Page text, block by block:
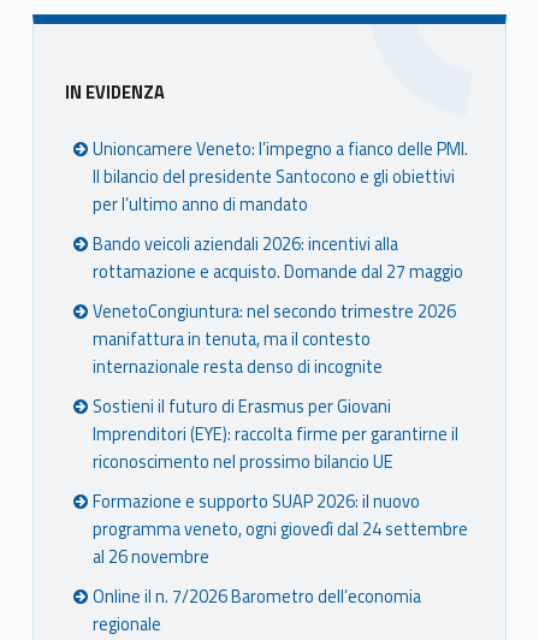
book
mer
Ven
eto
ter
Ven
eto
ube
Ven
eto
edin
Ven
eto
Sidebar
IN EVIDENZA
Unioncamere Veneto: l’impegno a fianco delle PMI.
Il bilancio del presidente Santocono e gli obiettivi
per l’ultimo anno di mandato
Bando veicoli aziendali 2026: incentivi alla
rottamazione e acquisto. Domande dal 27 maggio
VenetoCongiuntura: nel secondo trimestre 2026
manifattura in tenuta, ma il contesto
internazionale resta denso di incognite
Sostieni il futuro di Erasmus per Giovani
Imprenditori (EYE): raccolta firme per garantirne il
riconoscimento nel prossimo bilancio UE
Formazione e supporto SUAP 2026: il nuovo
programma veneto, ogni giovedì dal 24 settembre
al 26 novembre
Online il n. 7/2026 Barometro dell’economia
regionale